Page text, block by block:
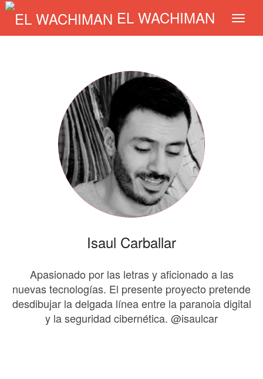
EL WACHIMAN
Isaul Carballar
Apasionado por las letras y aficionado a las
nuevas tecnologías. El presente proyecto pretende
desdibujar la delgada línea entre la paranoia digital
y la seguridad cibernética. @isaulcar